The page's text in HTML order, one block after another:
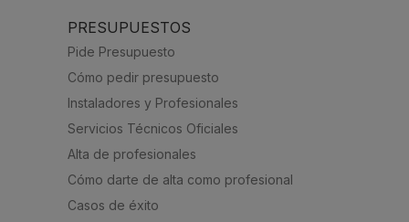
PRESUPUESTOS
Pide Presupuesto
Cómo pedir presupuesto
Instaladores y Profesionales
Servicios Técnicos Oficiales
Alta de profesionales
Cómo darte de alta como profesional
Casos de éxito